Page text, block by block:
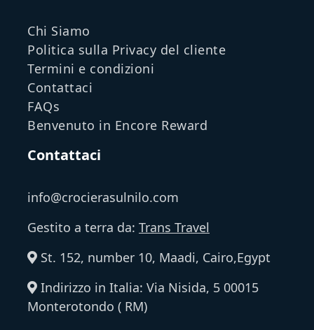
Chi Siamo
Politica sulla Privacy del cliente
Termini e condizioni
Contattaci
FAQs
Benvenuto in Encore Reward
Contattaci
info@crocierasulnilo.com
Gestito a terra da: Trans Travel
St. 152, number 10, Maadi, Cairo,Egypt
Indirizzo in Italia: Via Nisida, 5 00015
Monterotondo ( RM)